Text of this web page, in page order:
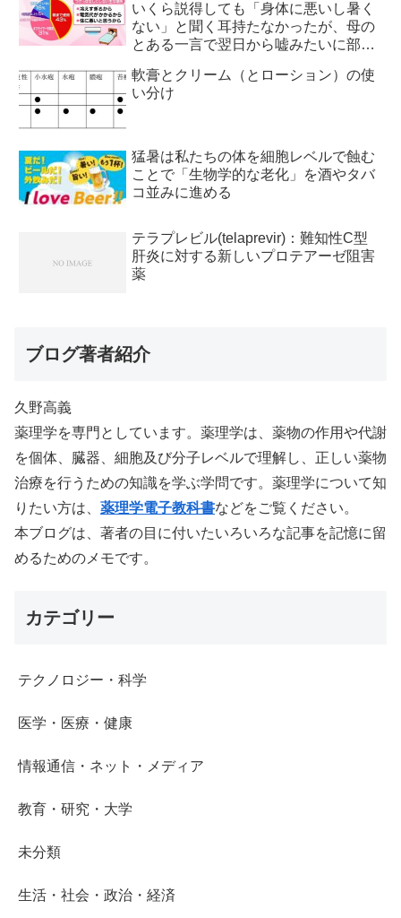
いくら説得しても「身体に悪いし暑く
ない」と聞く耳持たなかったが、母の
とある一言で翌日から嘘みたいに部屋
軟膏とクリーム（とローション）の使
い分け
猛暑は私たちの体を細胞レベルで蝕む
ことで「生物学的な老化」を酒やタバ
コ並みに進める
テラプレビル(telaprevir)：難知性C型
肝炎に対する新しいプロテアーゼ阻害
薬
ブログ著者紹介
久野高義
薬理学を専門としています。薬理学は、薬物の作用や代謝
を個体、臓器、細胞及び分子レベルで理解し、正しい薬物
治療を行うための知識を学ぶ学問です。薬理学について知
りたい方は、 薬理学電子教科書などをご覧ください。
本ブログは、著者の目に付いたいろいろな記事を記憶に留
めるためのメモです。
カテゴリー
テクノロジー・科学
医学・医療・健康
情報通信・ネット・メディア
教育・研究・大学
未分類
生活・社会・政治・経済